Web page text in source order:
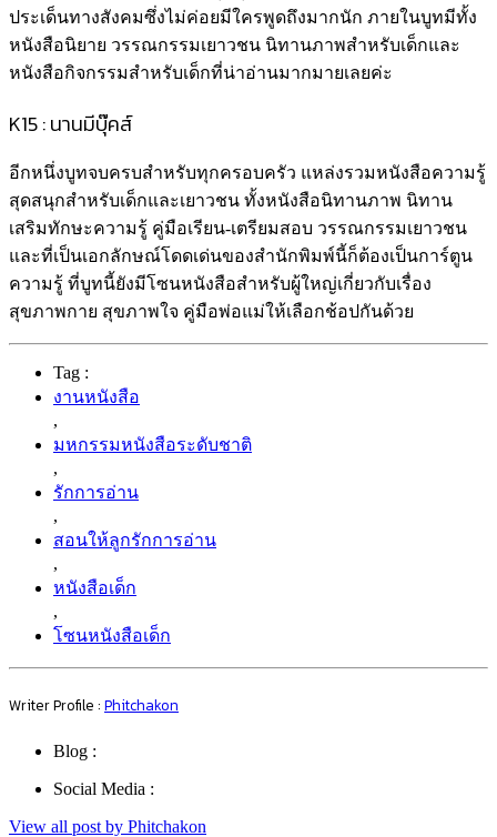
ประเด็นทางสังคมซึ่งไม่ค่อยมีใครพูดถึงมากนัก ภายในบูทมีทั้ง
หนังสือนิยาย วรรณกรรมเยาวชน นิทานภาพสำหรับเด็กและ
หนังสือกิจกรรมสำหรับเด็กที่น่าอ่านมากมายเลยค่ะ
K15 : นานมีบุ๊คส์
อีกหนึ่งบูทจบครบสำหรับทุกครอบครัว แหล่งรวมหนังสือความรู้
สุดสนุกสำหรับเด็กและเยาวชน ทั้งหนังสือนิทานภาพ นิทาน
เสริมทักษะความรู้ คู่มือเรียน-เตรียมสอบ วรรณกรรมเยาวชน
และที่เป็นเอกลักษณ์โดดเด่นของสำนักพิมพ์นี้ก็ต้องเป็นการ์ตูน
ความรู้ ที่บูทนี้ยังมีโซนหนังสือสำหรับผู้ใหญ่เกี่ยวกับเรื่อง
สุขภาพกาย สุขภาพใจ คู่มือพ่อแม่ให้เลือกช้อปกันด้วย
Tag :
งานหนังสือ
,
มหกรรมหนังสือระดับชาติ
,
รักการอ่าน
,
สอนให้ลูกรักการอ่าน
,
หนังสือเด็ก
,
โซนหนังสือเด็ก
Writer Profile : Phitchakon
Blog :
Social Media :
View all post by Phitchakon